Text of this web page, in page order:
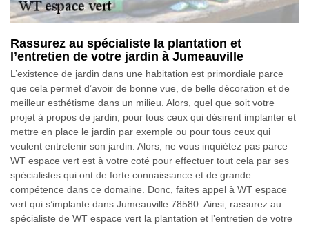
Rassurez au spécialiste la plantation et
l’entretien de votre jardin à Jumeauville
L’existence de jardin dans une habitation est primordiale parce
que cela permet d’avoir de bonne vue, de belle décoration et de
meilleur esthétisme dans un milieu. Alors, quel que soit votre
projet à propos de jardin, pour tous ceux qui désirent implanter et
mettre en place le jardin par exemple ou pour tous ceux qui
veulent entretenir son jardin. Alors, ne vous inquiétez pas parce
WT espace vert est à votre coté pour effectuer tout cela par ses
spécialistes qui ont de forte connaissance et de grande
compétence dans ce domaine. Donc, faites appel à WT espace
vert qui s’implante dans Jumeauville 78580. Ainsi, rassurez au
spécialiste de WT espace vert la plantation et l’entretien de votre